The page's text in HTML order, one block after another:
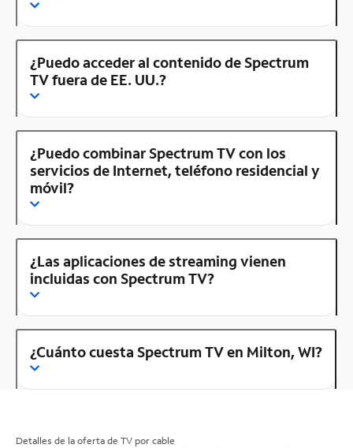
¿Puedo acceder al contenido de Spectrum
TV fuera de EE. UU.?
¿Puedo combinar Spectrum TV con los
servicios de Internet, teléfono residencial y
móvil?
¿Las aplicaciones de streaming vienen
incluidas con Spectrum TV?
¿Cuánto cuesta Spectrum TV en Milton, WI?
Detalles de la oferta de TV por cable